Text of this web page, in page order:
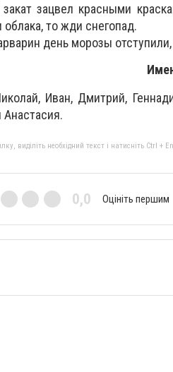
закат зацвел красными
облака, то жди снегопад.
день морозы
Иван, Дмитрий,
Анастасия.
виділіть необхідний текст і натисніть Ctrl +
0,0 Оцініть першим